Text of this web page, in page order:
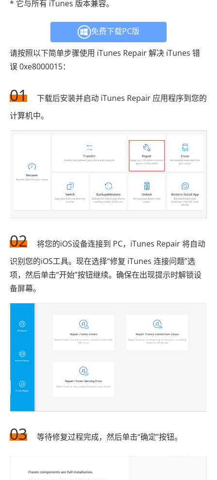
* 它与所有 iTunes 版本兼容。
免费下载PC版
请按照以下简单步骤使用 iTunes Repair 解决 iTunes 错
误 0xe8000015：
01
下载后安装并启动 iTunes Repair 应用程序到您的
计算机中。
02
将您的iOS设备连接到 PC，iTunes Repair 将自动
识别您的iOS工具。现在选择“修复 iTunes 连接问题”选
项，然后单击“开始”按钮继续。确保在出现提示时解锁设
备屏幕。
03 等待修复过程完成，然后单击“确定”按钮。